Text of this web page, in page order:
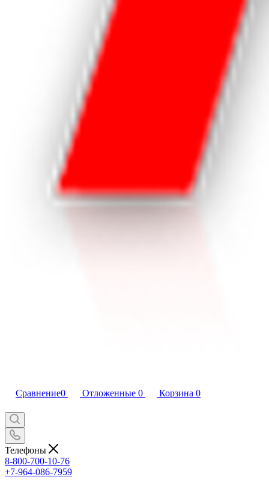
Сравнение0 Отложенные 0 Корзина 0
Телефоны
8-800-700-10-76
+7-964-086-7959